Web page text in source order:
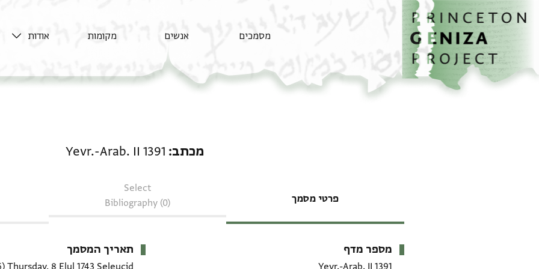
דילוג לתוכן
דף הבית
מסמכים אנשים מקומות אודות
מכתב Yevr.-Arab. II 1391
פרטי מסמך
Select
Bibliography (0)
מטא-דאטא
מספר מדף תאריך המסמך